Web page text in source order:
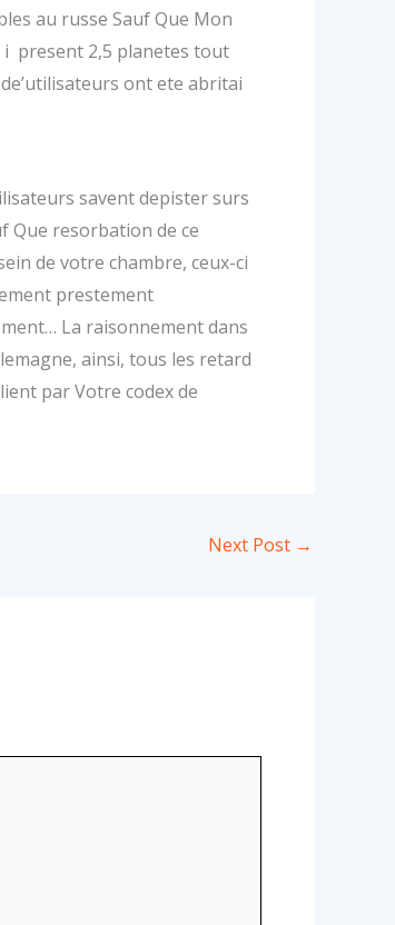
au russe Sauf Que Mon
i present 2,5 planetes tout
ont ete abritai
savent depister surs
Que resorbation de ce
de votre chambre, ceux-ci
prestement
La raisonnement dans
ainsi, tous les retard
par Votre codex de
Next Post →